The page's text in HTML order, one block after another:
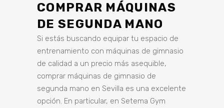
COMPRAR MÁQUINAS
DE SEGUNDA MANO
Si estás buscando equipar tu espacio de
entrenamiento con máquinas de gimnasio
de calidad a un precio más asequible,
comprar máquinas de gimnasio de
segunda mano en Sevilla es una excelente
opción. En particular, en Setema Gym